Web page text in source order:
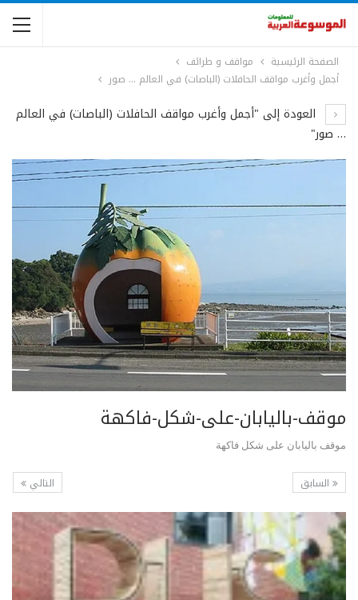
الصفحة الرئيسية
مواقف و طرائف
أجمل وأغرب مواقف الحافلات (الباصات) في العالم … صور
العودة إلى "أجمل وأغرب مواقف الحافلات (الباصات) في العالم
… صور"
موقف-باليابان-على-شكل-فاكهة
موقف باليابان على شكل فاكهة
التالي السابق